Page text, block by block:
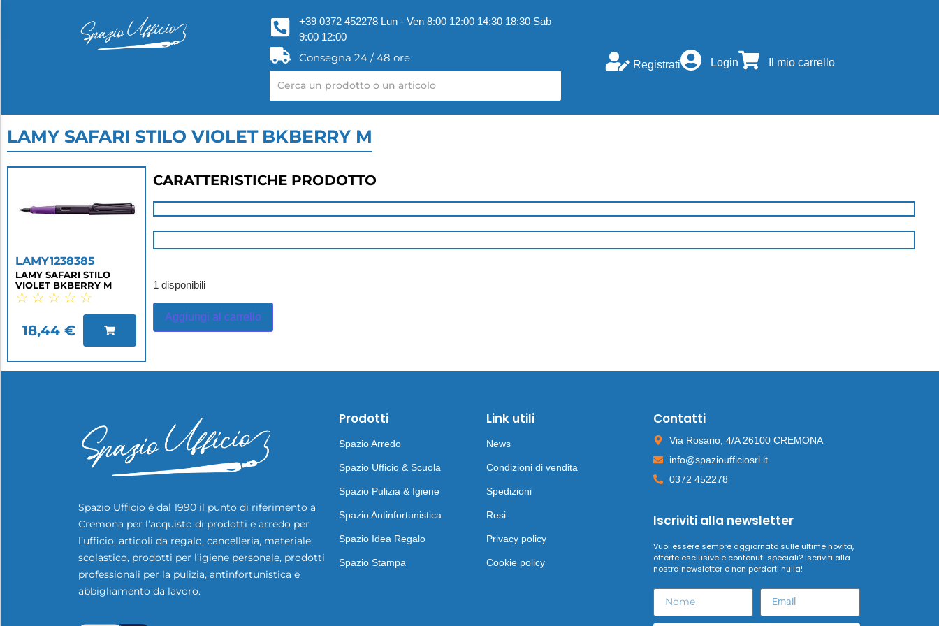
+39 0372 452278 Lun - Ven 8:00 12:00 14:30 18:30 Sab
9:00 12:00
Consegna 24 / 48 ore
Registrati Login Il mio carrello
LAMY SAFARI STILO VIOLET BKBERRY M
LAMY1238385
LAMY SAFARI STILO
VIOLET BKBERRY M
☆ ☆ ☆ ☆ ☆
18,44 €
CARATTERISTICHE PRODOTTO
1 disponibili
Aggiungi al carrello
Spazio Ufficio è dal 1990 il punto di riferimento a
Cremona per l’acquisto di prodotti e arredo per
l’ufficio, articoli da regalo, cancelleria, materiale
scolastico, prodotti per l’igiene personale, prodotti
professionali per la pulizia, antinfortunistica e
abbigliamento da lavoro.
Prodotti
Spazio Arredo
Spazio Ufficio & Scuola
Spazio Pulizia & Igiene
Spazio Antinfortunistica
Spazio Idea Regalo
Spazio Stampa
Link utili
News
Condizioni di vendita
Spedizioni
Resi
Privacy policy
Cookie policy
Contatti
Via Rosario, 4/A 26100 CREMONA
info@spazioufficiosrl.it
0372 452278
Iscriviti alla newsletter
Vuoi essere sempre aggiornato sulle ultime novità,
offerte esclusive e contenuti speciali? Iscriviti alla
nostra newsletter e non perderti nulla!